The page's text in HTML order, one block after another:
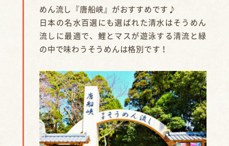
めん流し『唐船峡』がおすすめです♪
日本の名水百選にも選ばれた清水はそうめん
流しに最適で、鯉とマスが遊泳する清流と緑
の中で味わうそうめんは格別です！